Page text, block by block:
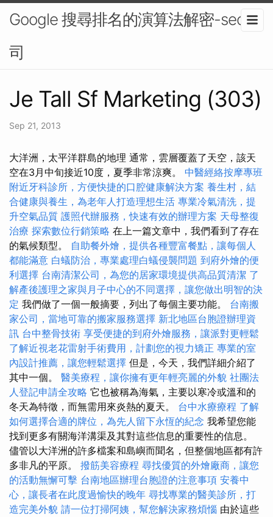
Google 搜尋排名的演算法解密-seo公
司
Je Tall Sf Marketing (303)
Sep 21, 2013
大洋洲，太平洋群島的地理 通常，雲層覆蓋了天空，該天
空在3月中旬接近10度，夏季非常涼爽。 中醫經絡按摩專班
附近牙科診所，方便快捷的口腔健康解決方案 養生村，結
合健康與養生，為老年人打造理想生活 專業冷氣清洗，提
升空氣品質 護照代辦服務，快速有效的辦理方案 天母整復
治療 探索數位行銷策略 在上一篇文章中，我們看到了存在
的氣候類型。 自助餐外燴，提供各種豐富餐點，讓每個人
都能滿意 白蟻防治，專業處理白蟻侵襲問題 到府外燴的便
利選擇 台南清潔公司，為您的居家環境提供高品質清潔 了
解產後護理之家與月子中心的不同選擇，讓您做出明智的決
定 我們做了一個一般摘要，列出了每個主要功能。 台南搬
家公司，當地可靠的搬家服務選擇 新北地區台胞證辦理資
訊 台中整骨技術 享受便捷的到府外燴服務，讓派對更輕鬆
了解近視老花雷射手術費用，計劃您的視力矯正 專業的室
內設計推薦，讓您輕鬆選擇 但是，今天，我們詳細介紹了
其中一個。 醫美療程，讓你擁有更年輕亮麗的外貌 社團法
人登記申請全攻略 它也被稱為海氣，主要以寒冷或溫和的
冬天為特徵，而無需用來炎熱的夏天。 台中水療療程 了解
如何選擇合適的牌位，為先人留下永恆的紀念 我希望您能
找到更多有關海洋溝渠及其對這些信息的重要性的信息。
儘管以大洋洲的許多檔案和島嶼而聞名，但整個地區都有許
多非凡的平原。 撥筋美容療程 尋找優質的外燴廠商，讓您
的活動無懈可擊 台南地區辦理台胞證的注意事項 安養中
心，讓長者在此度過愉快的晚年 尋找專業的醫美診所，打
造完美外貌 請一位打掃阿姨，幫您解決家務煩惱 由於這些